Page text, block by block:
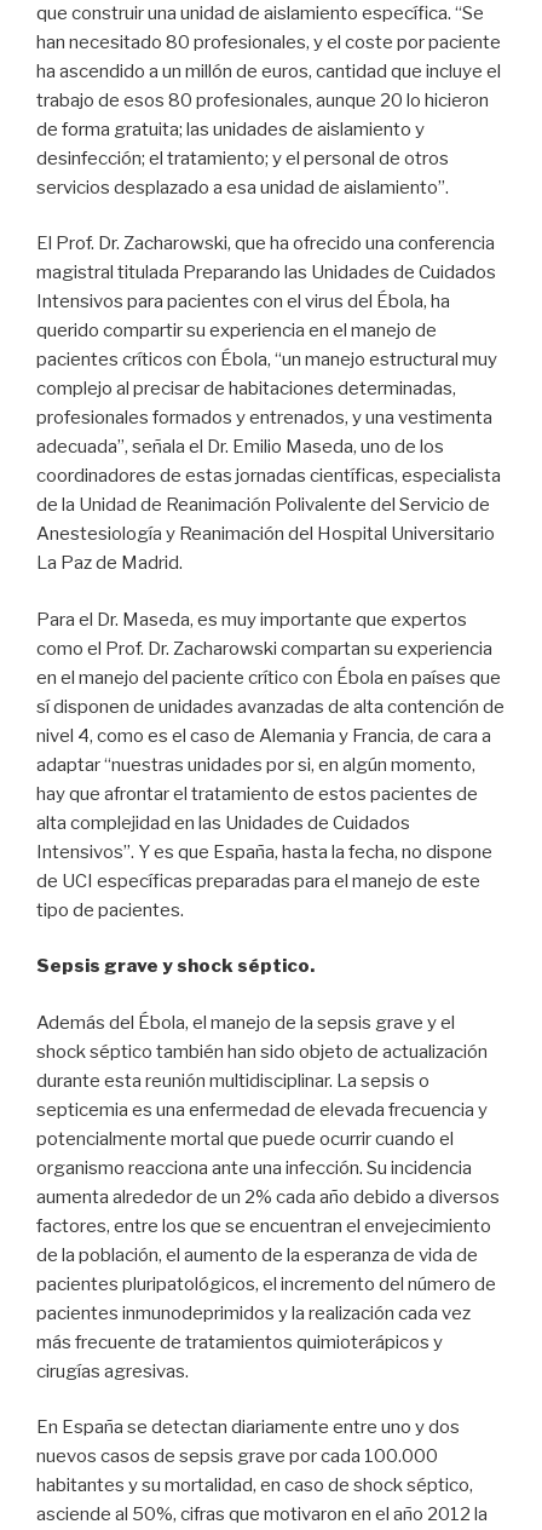
que construir una unidad de aislamiento específica. “Se
han necesitado 80 profesionales, y el coste por paciente
ha ascendido a un millón de euros, cantidad que incluye el
trabajo de esos 80 profesionales, aunque 20 lo hicieron
de forma gratuita; las unidades de aislamiento y
desinfección; el tratamiento; y el personal de otros
servicios desplazado a esa unidad de aislamiento”.
El Prof. Dr. Zacharowski, que ha ofrecido una conferencia
magistral titulada Preparando las Unidades de Cuidados
Intensivos para pacientes con el virus del Ébola, ha
querido compartir su experiencia en el manejo de
pacientes críticos con Ébola, “un manejo estructural muy
complejo al precisar de habitaciones determinadas,
profesionales formados y entrenados, y una vestimenta
adecuada”, señala el Dr. Emilio Maseda, uno de los
coordinadores de estas jornadas científicas, especialista
de la Unidad de Reanimación Polivalente del Servicio de
Anestesiología y Reanimación del Hospital Universitario
La Paz de Madrid.
Para el Dr. Maseda, es muy importante que expertos
como el Prof. Dr. Zacharowski compartan su experiencia
en el manejo del paciente crítico con Ébola en países que
sí disponen de unidades avanzadas de alta contención de
nivel 4, como es el caso de Alemania y Francia, de cara a
adaptar “nuestras unidades por si, en algún momento,
hay que afrontar el tratamiento de estos pacientes de
alta complejidad en las Unidades de Cuidados
Intensivos”. Y es que España, hasta la fecha, no dispone
de UCI específicas preparadas para el manejo de este
tipo de pacientes.
Sepsis grave y shock séptico.
Además del Ébola, el manejo de la sepsis grave y el
shock séptico también han sido objeto de actualización
durante esta reunión multidisciplinar. La sepsis o
septicemia es una enfermedad de elevada frecuencia y
potencialmente mortal que puede ocurrir cuando el
organismo reacciona ante una infección. Su incidencia
aumenta alrededor de un 2% cada año debido a diversos
factores, entre los que se encuentran el envejecimiento
de la población, el aumento de la esperanza de vida de
pacientes pluripatológicos, el incremento del número de
pacientes inmunodeprimidos y la realización cada vez
más frecuente de tratamientos quimioterápicos y
cirugías agresivas.
En España se detectan diariamente entre uno y dos
nuevos casos de sepsis grave por cada 100.000
habitantes y su mortalidad, en caso de shock séptico,
asciende al 50%, cifras que motivaron en el año 2012 la